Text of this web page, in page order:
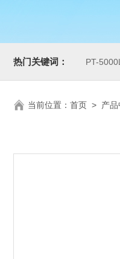
热门关键词： PT-
当前位置： 首页 > 产